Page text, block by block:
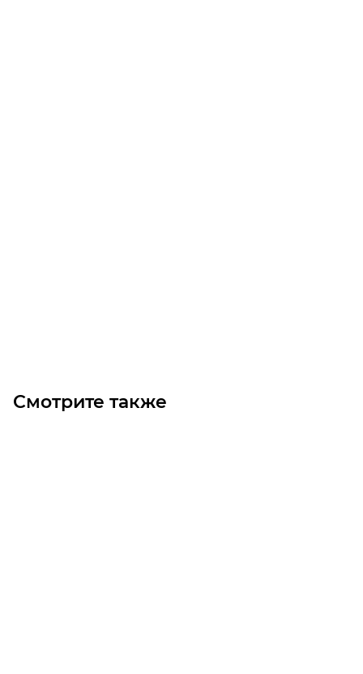
Смотрите также